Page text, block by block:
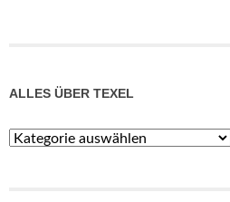
ALLES ÜBER TEXEL
Alles